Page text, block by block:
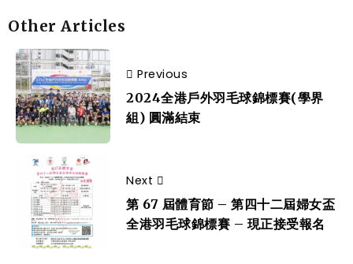
Other Articles
Previous
2024全港戶外羽毛球錦標賽(學界
組) 圓滿結束
Next
第 67 屆體育節 – 第四十二屆婦女盃
全港羽毛球錦標賽 – 現正接受報名